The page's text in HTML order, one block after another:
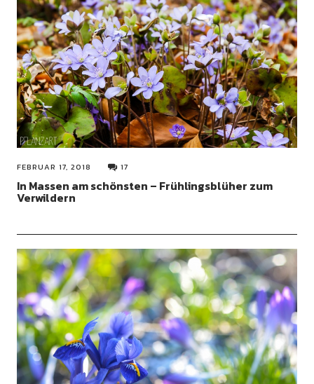
FEBRUAR 17, 2018 17
In Massen am schönsten – Frühlingsblüher zum
Verwildern